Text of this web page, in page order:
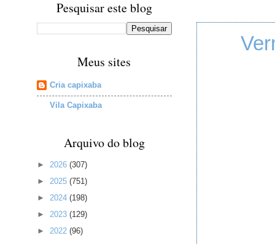
Pesquisar este blog
Meus sites
Cria capixaba
Vila Capixaba
Arquivo do blog
► 2026 (307)
► 2025 (751)
► 2024 (198)
► 2023 (129)
► 2022 (96)